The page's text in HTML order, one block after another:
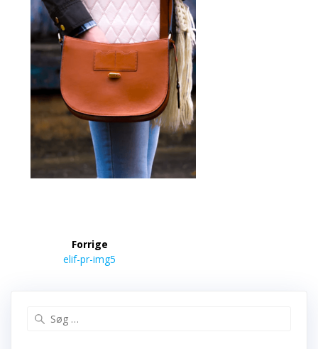
Indlægsnavigation
Forrige
Forrige
elif-pr-img5